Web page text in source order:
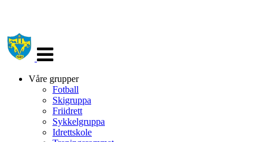
navigasjon
Våre grupper
Fotball
Skigruppa
Friidrett
Sykkelgruppa
Idrettskole